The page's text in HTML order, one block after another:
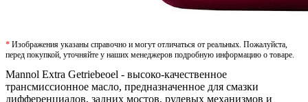
* Изображения указаны справочно и могут отличаться от реальных. Пожалуйста,
перед покупкой, уточняйте у наших менеджеров подробную информацию о товаре.
Mannol Extra Getriebeoel - высоко-качественное
трансмиссионное масло, предназначенное для смазки
дифференциалов, задних мостов, рулевых механизмов и